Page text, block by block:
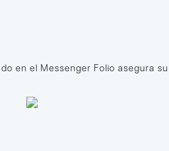
en el Messenger Folio asegura